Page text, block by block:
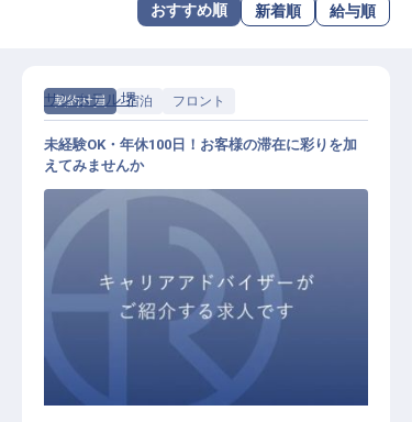
転職サポートに申し込む
おすすめ順 新着順 給与順
契約社員 宿泊 フロント
フロント / 契約社員
サンホテル堺
未経験OK・年休100日！お客様の滞在に彩りを加
えてみませんか